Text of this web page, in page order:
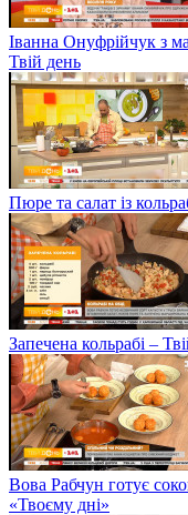
Іванна Онуфрійчук з
Твій день
Пюре та салат із
Запечена кольрабі –
Вова Рабчун готує
«Твоєму дні»